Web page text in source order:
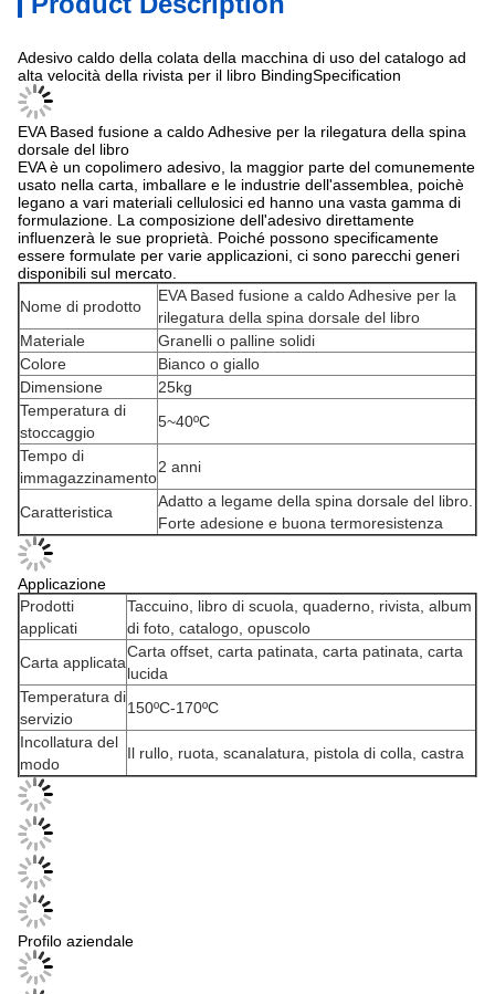
Adesivo caldo della colata della macchina di uso del catalogo ad
alta velocità della rivista per il libro BindingSpecification
EVA Based fusione a caldo Adhesive per la rilegatura della spina
dorsale del libro
EVA è un copolimero adesivo, la maggior parte del comunemente
usato nella carta, imballare e le industrie dell'assemblea, poichè
legano a vari materiali cellulosici ed hanno una vasta gamma di
formulazione. La composizione dell'adesivo direttamente
influenzerà le sue proprietà. Poiché possono specificamente
essere formulate per varie applicazioni, ci sono parecchi generi
disponibili sul mercato.
Nome di prodotto
EVA Based fusione a caldo Adhesive per la
rilegatura della spina dorsale del libro
Materiale
Granelli o palline solidi
Colore
Bianco o giallo
Dimensione
25kg
Temperatura di
stoccaggio
5~40ºC
Tempo di
immagazzinamento
2 anni
Caratteristica
Adatto a legame della spina dorsale del libro.
Forte adesione e buona termoresistenza
Applicazione
Prodotti
applicati
Taccuino, libro di scuola, quaderno, rivista, album
di foto, catalogo, opuscolo
Carta applicata
Carta offset, carta patinata, carta patinata, carta
lucida
Temperatura di
servizio
150ºC-170ºC
Incollatura del
modo
Il rullo, ruota, scanalatura, pistola di colla, castra
Profilo aziendale